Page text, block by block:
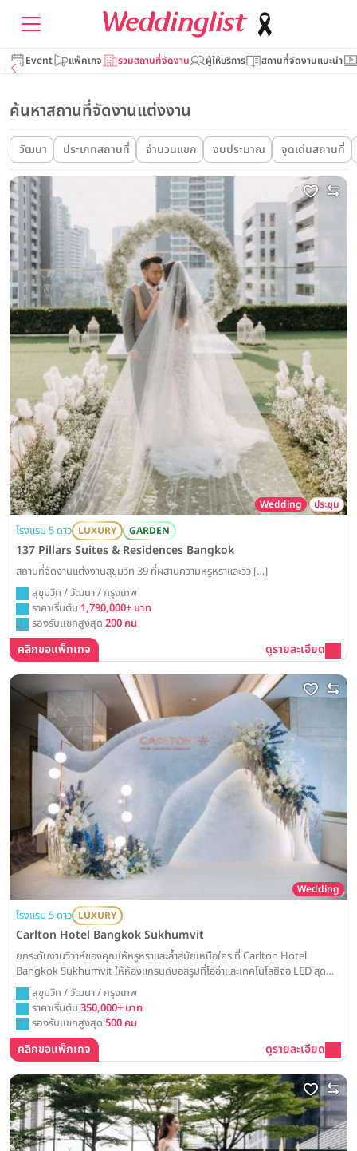
Event แพ็คเกจ รวมสถานที่จัดงาน ผู้ให้บริการ สถานที่จัดงานแนะนำ
ค้นหาสถานที่จัดงานแต่งงาน
วัฒนา ประเภทสถานที่ จำนวนแขก งบประมาณ จุดเด่นสถานที่
Wedding ประชุม
โรงแรม 5 ดาว LUXURY GARDEN
137 Pillars Suites & Residences Bangkok
สถานที่จัดงานแต่งงานสุขุมวิท 39 ที่ผสานความหรูหราและวิว […]
สุขุมวิท / วัฒนา / กรุงเทพ
ราคาเริ่มต้น 1,790,000+ บาท
รองรับแขกสูงสุด 200 คน
คลิกขอแพ็กเกจ ดูรายละเอียด
Wedding
โรงแรม 5 ดาว LUXURY
Carlton Hotel Bangkok Sukhumvit
ยกระดับงานวิวาห์ของคุณให้หรูหราและล้ำสมัยเหนือใคร ที่ Carlton Hotel
Bangkok Sukhumvit ให้ห้องแกรนด์บอลรูมที่โอ่อ่าและเทคโนโลยีจอ LED สุด
อลังการ เป็นส่วนหนึ่งในการสร้างสรรค์โมเมนต์ที่น่าตื่นตาตื่นใจและน่าจดจำที่สุดใน
ชีวิตคุณ
สุขุมวิท / วัฒนา / กรุงเทพ
ราคาเริ่มต้น 350,000+ บาท
รองรับแขกสูงสุด 500 คน
คลิกขอแพ็กเกจ ดูรายละเอียด